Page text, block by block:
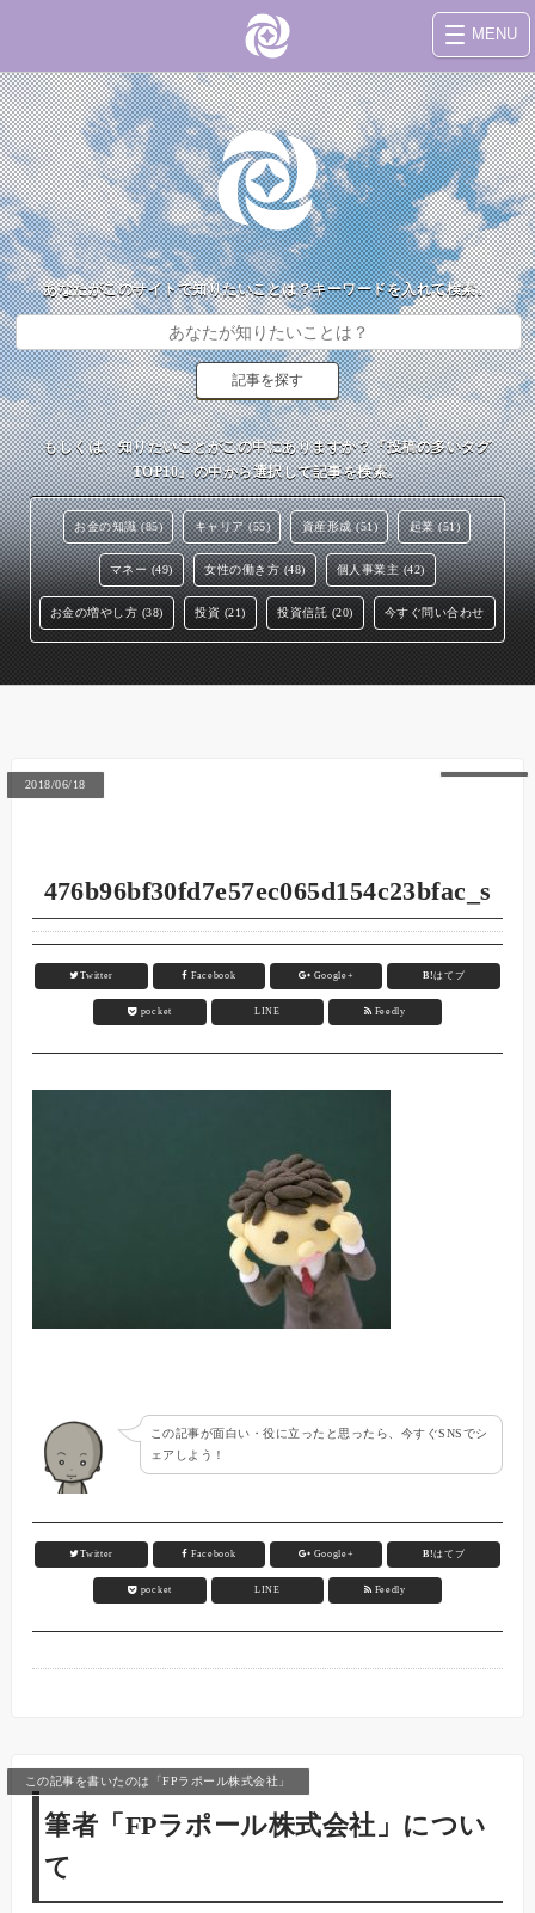
MENU
あなたがこのサイトで知りたいことは？キーワードを入れて検索。
もしくは、知りたいことがこの中にありますか？『投稿の多いタグ
TOP10』の中から選択して記事を検索。
お金の知識 (85) キャリア (55) 資産形成 (51) 起業 (51)
マネー (49) 女性の働き方 (48) 個人事業主 (42)
お金の増やし方 (38) 投資 (21) 投資信託 (20) 今すぐ問い合わせ
2018/06/18
476b96bf30fd7e57ec065d154c23bfac_s
Twitter Facebook Google+ B!はてブ
pocket LINE Feedly
この記事が面白い・役に立ったと思ったら、今すぐSNSでシ
ェアしよう！
Twitter Facebook Google+ B!はてブ
pocket LINE Feedly
この記事を書いたのは「FPラポール株式会社」
筆者「FPラポール株式会社」につい
て